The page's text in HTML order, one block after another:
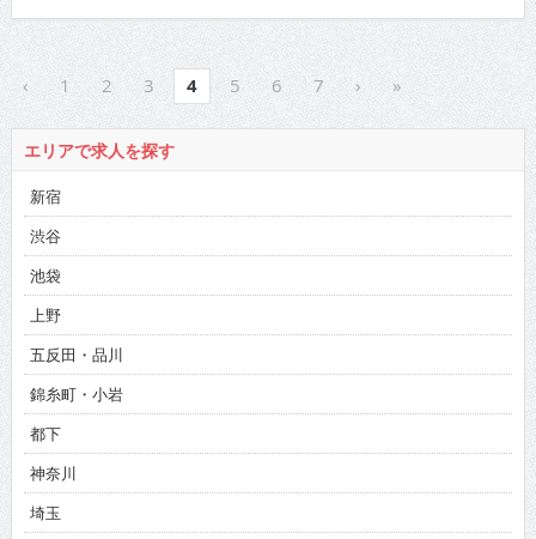
‹ 1 2 3 4 5 6 7 › »
エリアで求人を探す
新宿
渋谷
池袋
上野
五反田・品川
錦糸町・小岩
都下
神奈川
埼玉